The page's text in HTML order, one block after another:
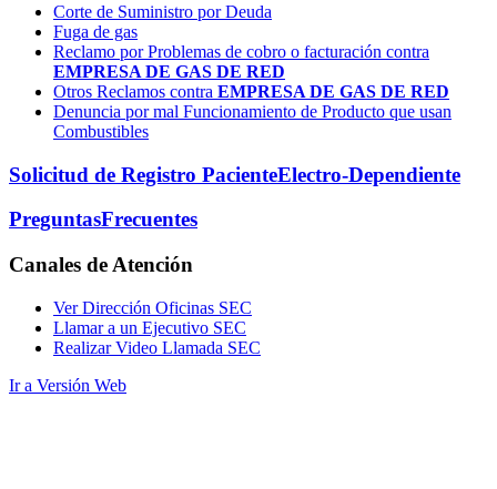
Corte de Suministro por Deuda
Fuga de gas
Reclamo por Problemas de cobro o facturación contra
EMPRESA DE GAS DE RED
Otros Reclamos contra EMPRESA DE GAS DE RED
Denuncia por mal Funcionamiento de Producto que usan
Combustibles
Solicitud de Registro PacienteElectro-Dependiente
PreguntasFrecuentes
Canales de Atención
Ver Dirección Oficinas SEC
Llamar a un Ejecutivo SEC
Realizar Video Llamada SEC
Ir a Versión Web